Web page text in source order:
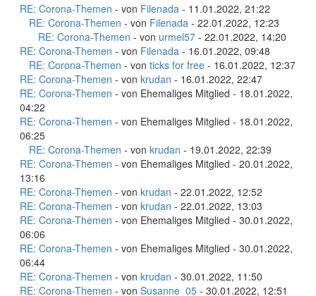
RE: Corona-Themen - von Filenada - 11.01.2022, 21:22
RE: Corona-Themen - von Filenada - 22.01.2022, 12:23
RE: Corona-Themen - von urmel57 - 22.01.2022, 14:20
RE: Corona-Themen - von Filenada - 16.01.2022, 09:48
RE: Corona-Themen - von ticks for free - 16.01.2022, 12:37
RE: Corona-Themen - von krudan - 16.01.2022, 22:47
RE: Corona-Themen - von Ehemaliges Mitglied - 18.01.2022,
04:22
RE: Corona-Themen - von Ehemaliges Mitglied - 18.01.2022,
06:25
RE: Corona-Themen - von krudan - 19.01.2022, 22:39
RE: Corona-Themen - von Ehemaliges Mitglied - 20.01.2022,
13:16
RE: Corona-Themen - von krudan - 22.01.2022, 12:52
RE: Corona-Themen - von krudan - 22.01.2022, 13:03
RE: Corona-Themen - von Ehemaliges Mitglied - 30.01.2022,
06:06
RE: Corona-Themen - von Ehemaliges Mitglied - 30.01.2022,
06:44
RE: Corona-Themen - von krudan - 30.01.2022, 11:50
RE: Corona-Themen - von Susanne_05 - 30.01.2022, 12:51